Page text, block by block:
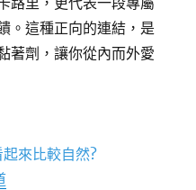
。這種正向的連結，是
著劑，讓你從內而外愛
來比較自然?